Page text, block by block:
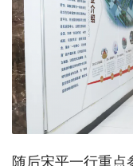
随后宋平一行重点